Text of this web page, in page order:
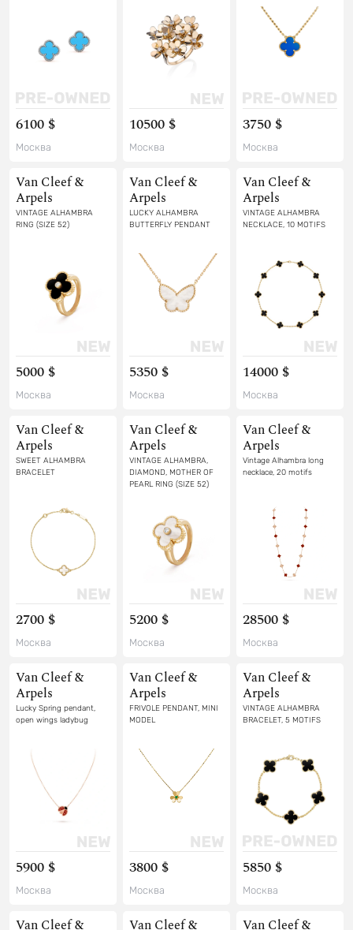
6100 $
Москва
10500 $
Москва
3750 $
Москва
Van Cleef &
Arpels
VINTAGE ALHAMBRA
RING (SIZE 52)
5000 $
Москва
Van Cleef &
Arpels
LUCKY ALHAMBRA
BUTTERFLY PENDANT
5350 $
Москва
Van Cleef &
Arpels
VINTAGE ALHAMBRA
NECKLACE, 10 MOTIFS
14000 $
Москва
Van Cleef &
Arpels
SWEET ALHAMBRA
BRACELET
2700 $
Москва
Van Cleef &
Arpels
VINTAGE ALHAMBRA,
DIAMOND, MOTHER OF
PEARL RING (SIZE 52)
5200 $
Москва
Van Cleef &
Arpels
Vintage Alhambra long
necklace, 20 motifs
28500 $
Москва
Van Cleef &
Arpels
Lucky Spring pendant,
open wings ladybug
5900 $
Москва
Van Cleef &
Arpels
FRIVOLE PENDANT, MINI
MODEL
3800 $
Москва
Van Cleef &
Arpels
VINTAGE ALHAMBRA
BRACELET, 5 MOTIFS
5850 $
Москва
Van Cleef &
Van Cleef &
Van Cleef &